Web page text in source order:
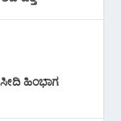
ಹಿಂಭಾಗ